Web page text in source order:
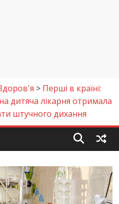
> Перші в країні:
дитяча лікарня отримала
штучного дихання